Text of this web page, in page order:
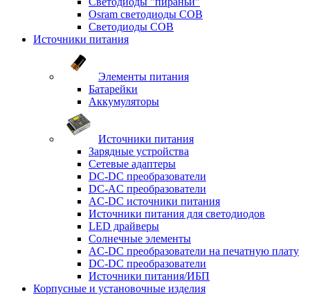
Osram светодиоды COB
Светодиоды COB
Источники питания
Элементы питания
Батарейки
Аккумуляторы
Источники питания
Зарядные устройства
Сетевые адаптеры
DC-DC преобразователи
DC-AC преобразователи
AC-DC источники питания
Источники питания для светодиодов
LED драйверы
Солнечные элементы
AC-DC преобразователи на печатную плату
DC-DC преобразователи
Источники питания/ИБП
Корпусные и установочные изделия